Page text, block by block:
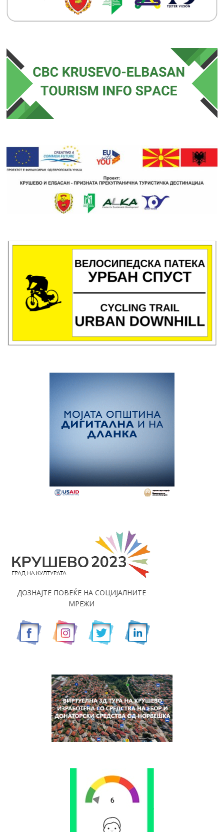
ДОЗНАЈТЕ ПОВЕЌЕ НА СОЦИЈАЛНИТЕ
МРЕЖИ